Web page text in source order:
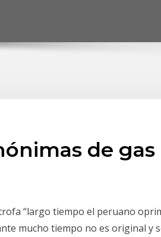
de
“largo tiempo el peruano
mucho tiempo no es original y